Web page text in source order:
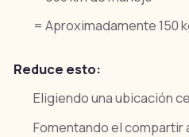
= Aproximadamente 150
Reduce esto:
Eligiendo una ubicación
Fomentando el compartir